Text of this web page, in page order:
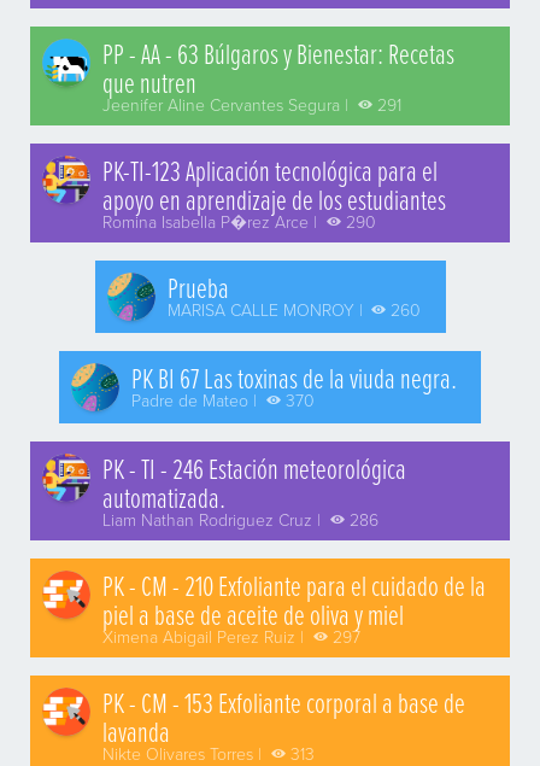
PP - AA - 63 Búlgaros y Bienestar: Recetas
que nutren
Jeenifer Aline Cervantes Segura | 291
PK-TI-123 Aplicación tecnológica para el
apoyo en aprendizaje de los estudiantes
Romina Isabella P�rez Arce | 290
Prueba
MARISA CALLE MONROY | 260
PK BI 67 Las toxinas de la viuda negra.
Padre de Mateo | 370
PK - TI - 246 Estación meteorológica
automatizada.
Liam Nathan Rodriguez Cruz | 286
PK - CM - 210 Exfoliante para el cuidado de la
piel a base de aceite de oliva y miel
Ximena Abigail Perez Ruiz | 297
PK - CM - 153 Exfoliante corporal a base de
lavanda
Nikte Olivares Torres | 313